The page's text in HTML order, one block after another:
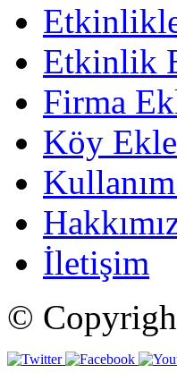
Etkinlik
Firma
Köy Ekle
İletişim
©